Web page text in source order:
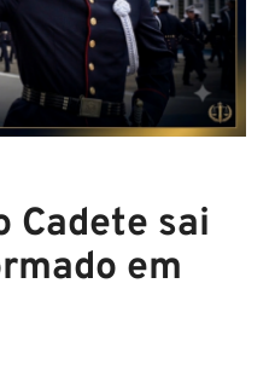
Cadete sai
em